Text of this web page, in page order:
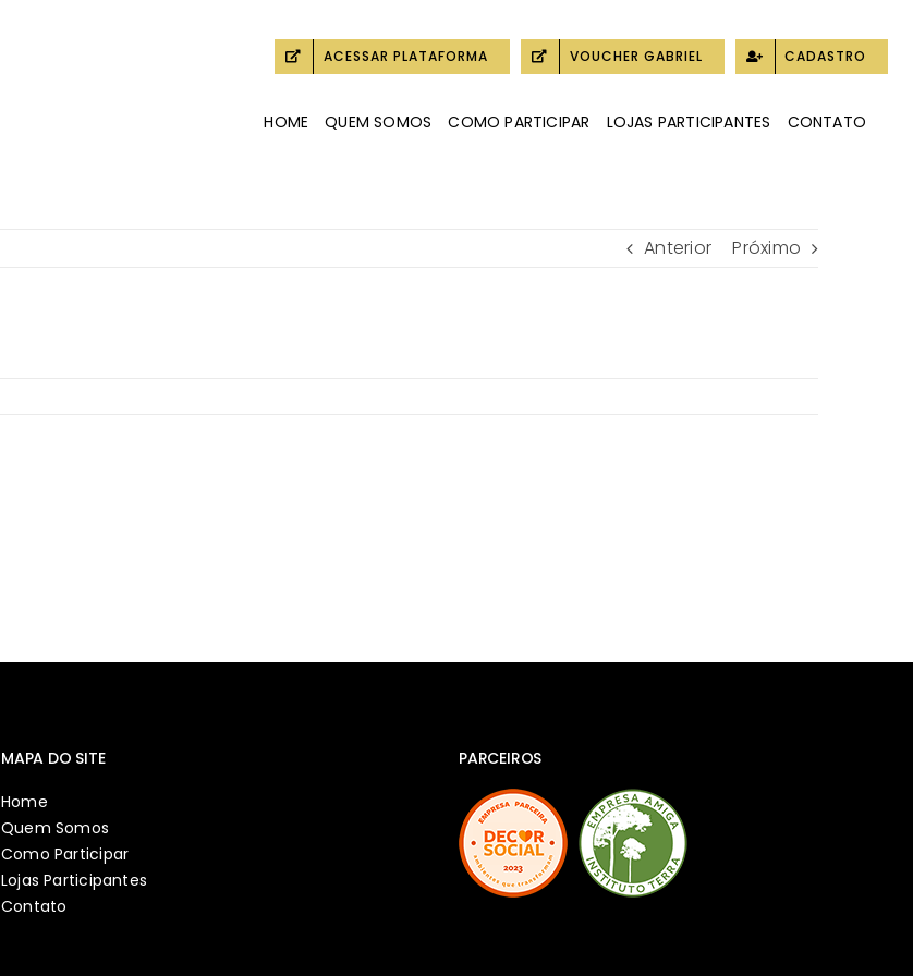
ACESSAR PLATAFORMA VOUCHER GABRIEL CADASTRO
HOME QUEM SOMOS COMO PARTICIPAR LOJAS PARTICIPANTES CONTATO
Anterior Próximo
MAPA DO SITE
Home
Quem Somos
Como Participar
Lojas Participantes
Contato
PARCEIROS